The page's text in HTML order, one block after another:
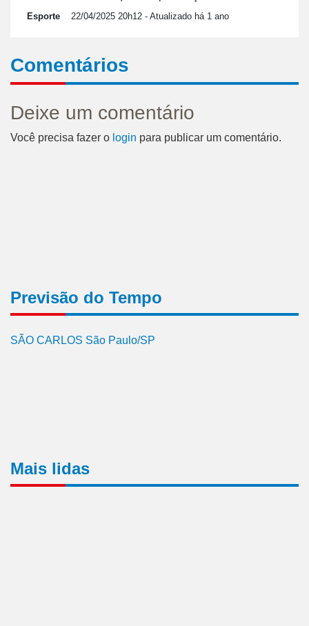
Esporte 22/04/2025 20h12 - Atualizado há 1 ano
Comentários
Deixe um comentário
Você precisa fazer o login para publicar um comentário.
Previsão do Tempo
SÃO CARLOS São Paulo/SP
Mais lidas